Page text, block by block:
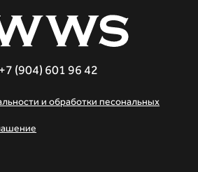
(904) 601 96 42
и обработки песональных